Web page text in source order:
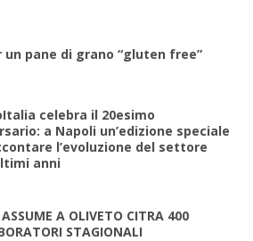
un pane di grano “gluten free”
celebra il 20esimo
a Napoli un’edizione speciale
l’evoluzione del settore
anni
A OLIVETO CITRA 400
STAGIONALI